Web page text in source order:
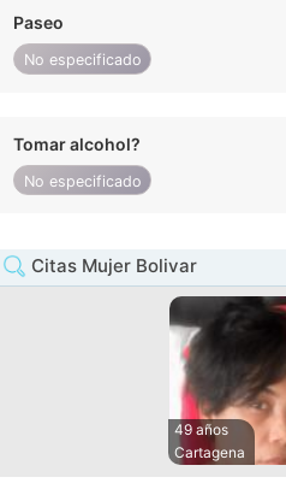
Paseo
No especificado
Tomar alcohol?
No especificado
Citas Mujer Bolivar
49 años
Cartagena